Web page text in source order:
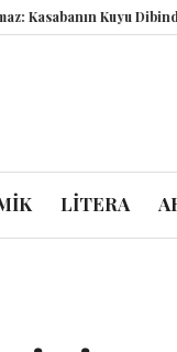
Dibinden Dünyaya
LİTERA